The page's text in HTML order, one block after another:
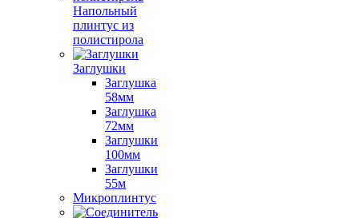
Напольный
плинтус из
полистирола
Заглушки
Заглушка
58мм
Заглушка
72мм
Заглушки
100мм
Заглушки
55м
Микроплинтус